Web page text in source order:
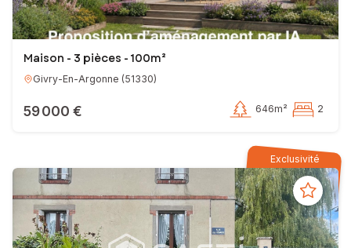
Maison - 3 pièces - 100m²
Givry-En-Argonne (51330)
59 000 € 646m² 2
Exclusivité